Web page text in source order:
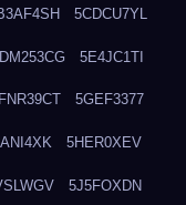
5CDCU7YL
5E4JC1TI
5GEF3377
5HER0XEV
5J5FOXDN